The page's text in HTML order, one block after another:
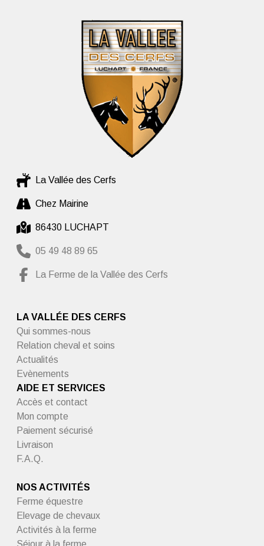
La Vallée des Cerfs
Chez Mairine
86430 LUCHAPT
05 49 48 89 65
La Ferme de la Vallée des Cerfs
LA VALLÉE DES CERFS
Qui sommes-nous
Relation cheval et soins
Actualités
Evènements
AIDE ET SERVICES
Accès et contact
Mon compte
Paiement sécurisé
Livraison
F.A.Q.
NOS ACTIVITÉS
Ferme équestre
Elevage de chevaux
Activités à la ferme